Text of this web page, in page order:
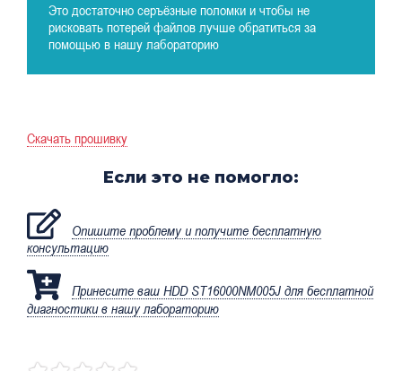
Это достаточно серъёзные поломки и чтобы не
рисковать потерей файлов лучше обратиться за
помощью в нашу лабораторию
Скачать прошивку
Если это не помогло:
Опишите проблему и получите бесплатную
консультацию
Принесите ваш HDD ST16000NM005J для бесплатной
диагностики в нашу лабораторию